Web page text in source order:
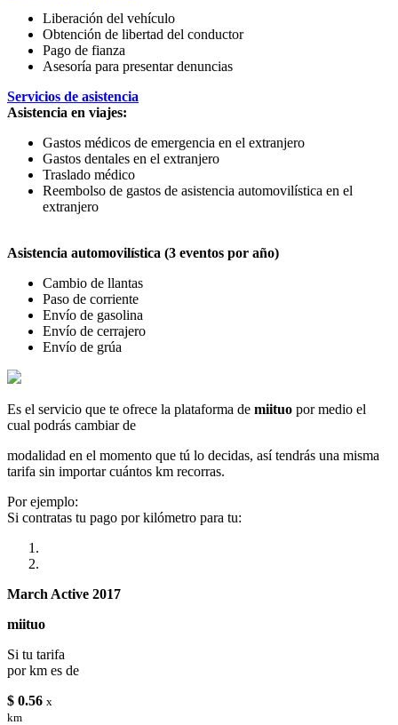
Liberación del vehículo
Obtención de libertad del conductor
Pago de fianza
Asesoría para presentar denuncias
Servicios de asistencia
Asistencia en viajes:
Gastos médicos de emergencia en el extranjero
Gastos dentales en el extranjero
Traslado médico
Reembolso de gastos de asistencia automovilística en el
extranjero
Asistencia automovilística (3 eventos por año)
Cambio de llantas
Paso de corriente
Envío de gasolina
Envío de cerrajero
Envío de grúa
Es el servicio que te ofrece la plataforma de miituo por medio el
cual podrás cambiar de
modalidad en el momento que tú lo decidas, así tendrás una misma
tarifa sin importar cuántos km recorras.
Por ejemplo:
Si contratas tu pago por kilómetro para tu:
March Active 2017
miituo
Si tu tarifa
por km es de
$ 0.56 x
km